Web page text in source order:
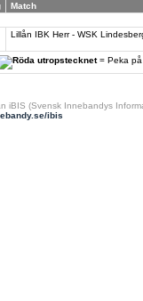
Match
= Peka
Lillån IBK Herr - WSK
iBIS (Svensk Innebandys
ibis